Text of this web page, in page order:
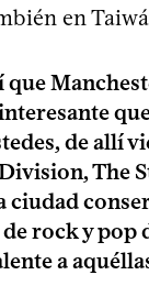
en
que
de allí
The
ciudad
rock y pop
a